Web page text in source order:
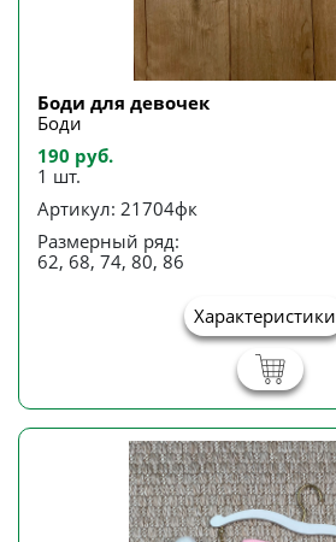
Боди для девочек
Боди
190 руб.
1 шт.
Артикул: 21704фк
Размерный ряд:
62, 68, 74, 80, 86
Характеристики